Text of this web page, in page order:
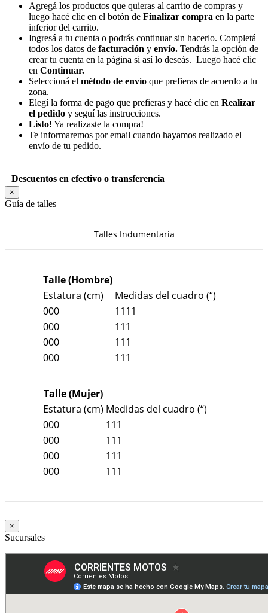
Agregá los productos que quieras al carrito de compras y
luego hacé clic en el botón de Finalizar compra en la parte
inferior del carrito.
Ingresá a tu cuenta o podrás continuar sin hacerlo. Completá
todos los datos de facturación y envío. Tendrás la opción de
crear tu cuenta en la página si así lo deseás. Luego hacé clic
en Continuar.
Seleccioná el método de envío que prefieras de acuerdo a tu
zona.
Elegí la forma de pago que prefieras y hacé clic en Realizar
el pedido y seguí las instrucciones.
Listo! Ya realizaste la compra!
Te informaremos por email cuando hayamos realizado el
envío de tu pedido.
Descuentos en efectivo o transferencia
×
Guía de talles
Talles Indumentaria
Talle (Hombre)
Estatura (cm)
Medidas del cuadro (“)
000
1111
000
111
000
111
000
111
Talle (Mujer)
Estatura (cm) Medidas del cuadro (“)
000
111
000
111
000
111
000
111
×
Sucursales